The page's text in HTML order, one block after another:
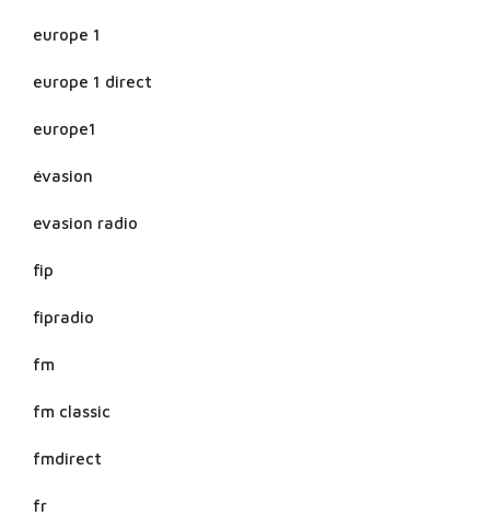
europe 1
europe 1 direct
europe1
évasion
evasion radio
fip
fipradio
fm
fm classic
fmdirect
fr